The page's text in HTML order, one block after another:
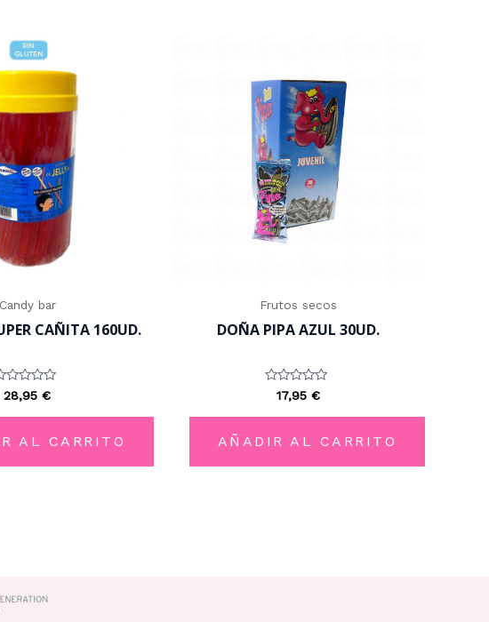
Candy bar
CAÑITA 160UD.
Valorado
con
28,95 €
AL CARRITO
Frutos secos
DOÑA PIPA AZUL 30UD.
Valorado
con
0
5
17,95 €
AÑADIR AL CARRITO